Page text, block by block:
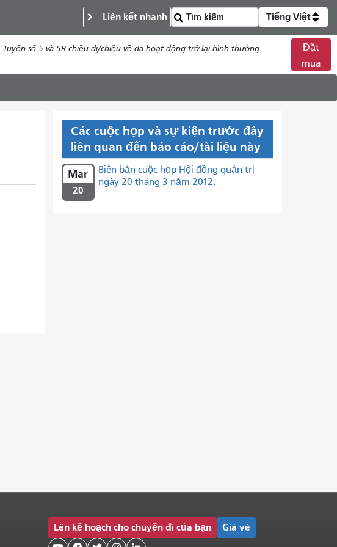
Liên kết nhanh Tiếng Việt
số 5 và 5R chiều đi/chiều về đã hoạt động trở lại bình thường.
Đặt
mua
Các cuộc họp và sự kiện trước đây
liên quan đến báo cáo/tài liệu này
Mar
20
Biên bản cuộc họp Hội đồng quản trị
ngày 20 tháng 3 năm 2012.
Lên kế hoạch cho chuyến đi của bạn Giá vé